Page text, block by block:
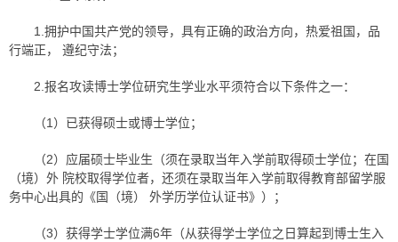
1.拥护中国共产党的领导，具有正确的政治方向，热爱祖国，品
行端正， 遵纪守法；
2.报名攻读博士学位研究生学业水平须符合以下条件之一：
（1）已获得硕士或博士学位；
（2）应届硕士毕业生（须在录取当年入学前取得硕士学位；在国
（境）外 院校取得学位者，还须在录取当年入学前取得教育部留学服
务中心出具的《国（境） 外学历学位认证书》）；
（3）获得学士学位满6年（从获得学士学位之日算起到博士生入